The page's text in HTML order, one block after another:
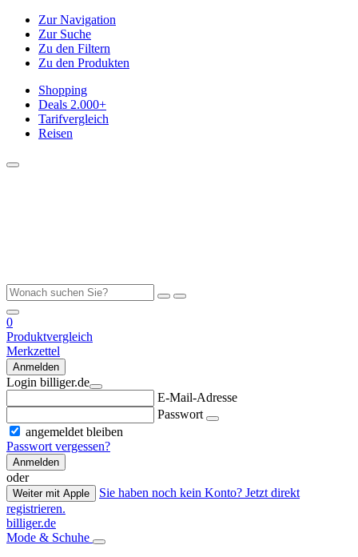
Zur Navigation
Zur Suche
Zu den Filtern
Zu den Produkten
Shopping
Deals 2.000+
Tarifvergleich
Reisen
0
Produktvergleich
Merkzettel
Anmelden
Login billiger.de
E-Mail-Adresse
Passwort
angemeldet bleiben
Passwort vergessen?
Anmelden
oder
Weiter mit Apple
Sie haben noch kein Konto? Jetzt direkt
registrieren.
billiger.de
Mode & Schuhe